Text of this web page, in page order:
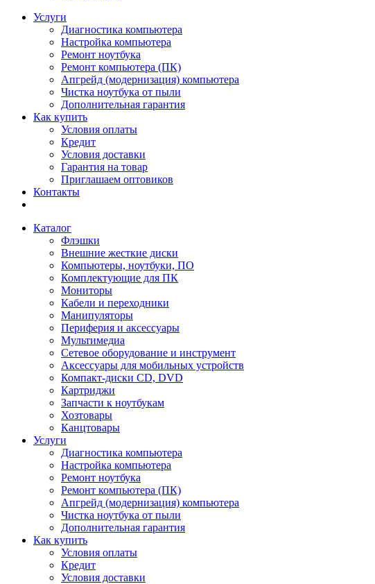
Услуги
Диагностика компьютера
Настройка компьютера
Ремонт ноутбука
Ремонт компьютера (ПК)
Апгрейд (модернизация) компьютера
Чистка ноутбука от пыли
Дополнительная гарантия
Как купить
Условия оплаты
Кредит
Условия доставки
Гарантия на товар
Приглашаем оптовиков
Контакты
Каталог
Флэшки
Внешние жесткие диски
Компьютеры, ноутбуки, ПО
Комплектующие для ПК
Мониторы
Кабели и переходники
Манипуляторы
Периферия и аксессуары
Мультимедиа
Сетевое оборудование и инструмент
Аксессуары для мобильных устройств
Компакт-диски CD, DVD
Картриджи
Запчасти к ноутбукам
Хозтовары
Канцтовары
Услуги
Диагностика компьютера
Настройка компьютера
Ремонт ноутбука
Ремонт компьютера (ПК)
Апгрейд (модернизация) компьютера
Чистка ноутбука от пыли
Дополнительная гарантия
Как купить
Условия оплаты
Кредит
Условия доставки